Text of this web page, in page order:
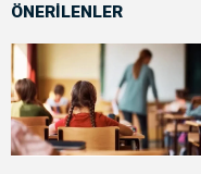
ÖNERİLENLER